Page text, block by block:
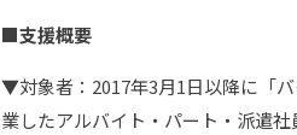
■支援概要
▼対象者：2017年3月1日以降に「
業したアルバイト・パート・派遣